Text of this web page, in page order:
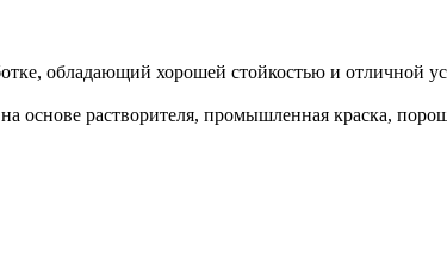
обладающий хорошей стойкостью и отличной
основе растворителя, промышленная краска,